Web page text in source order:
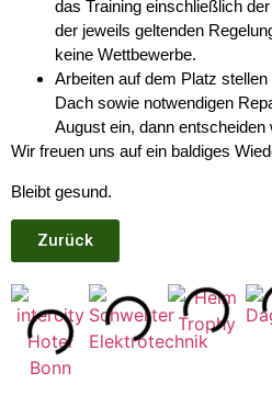
das Training einschließlich
der jeweils geltenden
keine Wettbewerbe.
Arbeiten auf dem Platz
Dach sowie notwendigen
August ein, dann entscheiden
Wir freuen uns auf ein baldiges
Bleibt gesund.
Zurück